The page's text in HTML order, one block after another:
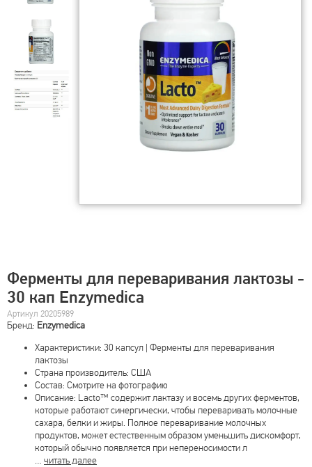
Ферменты для переваривания лактозы -
30 кап Enzymedica
Артикул 20205989
Бренд: Enzymedica
Характеристики: 30 капсул | Ферменты для переваривания
лактозы
Страна производитель: США
Состав: Смотрите на фотографию
Описание: Lacto™ содержит лактазу и восемь других ферментов,
которые работают синергически, чтобы переваривать молочные
сахара, белки и жиры. Полное переваривание молочных
продуктов, может естественным образом уменьшить дискомфорт,
который обычно появляется при непереносимости л
… читать далее